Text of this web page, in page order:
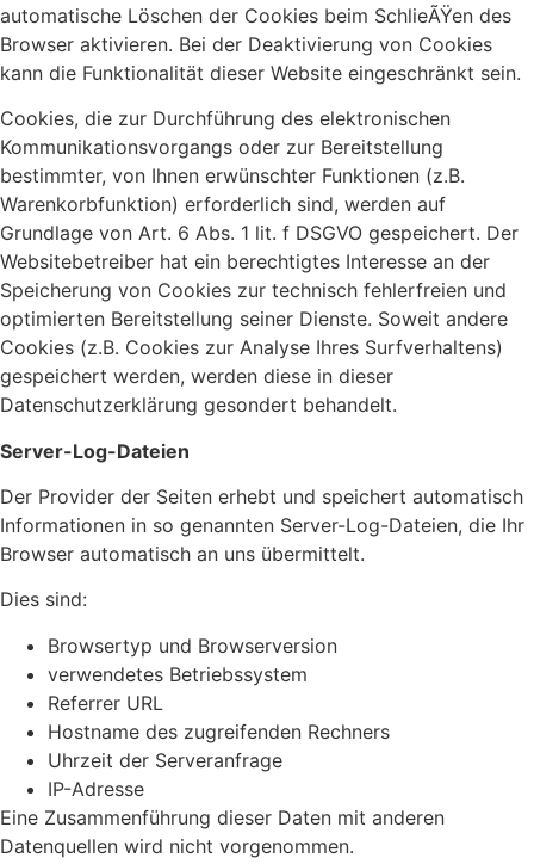
automatische Löschen der Cookies beim SchlieÃŸen des
Browser aktivieren. Bei der Deaktivierung von Cookies
kann die Funktionalität dieser Website eingeschränkt sein.
Cookies, die zur Durchführung des elektronischen
Kommunikationsvorgangs oder zur Bereitstellung
bestimmter, von Ihnen erwünschter Funktionen (z.B.
Warenkorbfunktion) erforderlich sind, werden auf
Grundlage von Art. 6 Abs. 1 lit. f DSGVO gespeichert. Der
Websitebetreiber hat ein berechtigtes Interesse an der
Speicherung von Cookies zur technisch fehlerfreien und
optimierten Bereitstellung seiner Dienste. Soweit andere
Cookies (z.B. Cookies zur Analyse Ihres Surfverhaltens)
gespeichert werden, werden diese in dieser
Datenschutzerklärung gesondert behandelt.
Server-Log-Dateien
Der Provider der Seiten erhebt und speichert automatisch
Informationen in so genannten Server-Log-Dateien, die Ihr
Browser automatisch an uns übermittelt.
Dies sind:
Browsertyp und Browserversion
verwendetes Betriebssystem
Referrer URL
Hostname des zugreifenden Rechners
Uhrzeit der Serveranfrage
IP-Adresse
Eine Zusammenführung dieser Daten mit anderen
Datenquellen wird nicht vorgenommen.